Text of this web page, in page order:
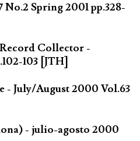
Spring 2001 pp.328-
Collector -
103 [JTH]
- July/August 2000 Vol.63
- julio-agosto 2000